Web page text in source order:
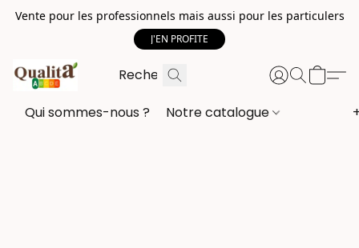
Vente pour les professionnels mais aussi pour les particulers
J'EN PROFITE
Qui sommes-nous ? Notre catalogue